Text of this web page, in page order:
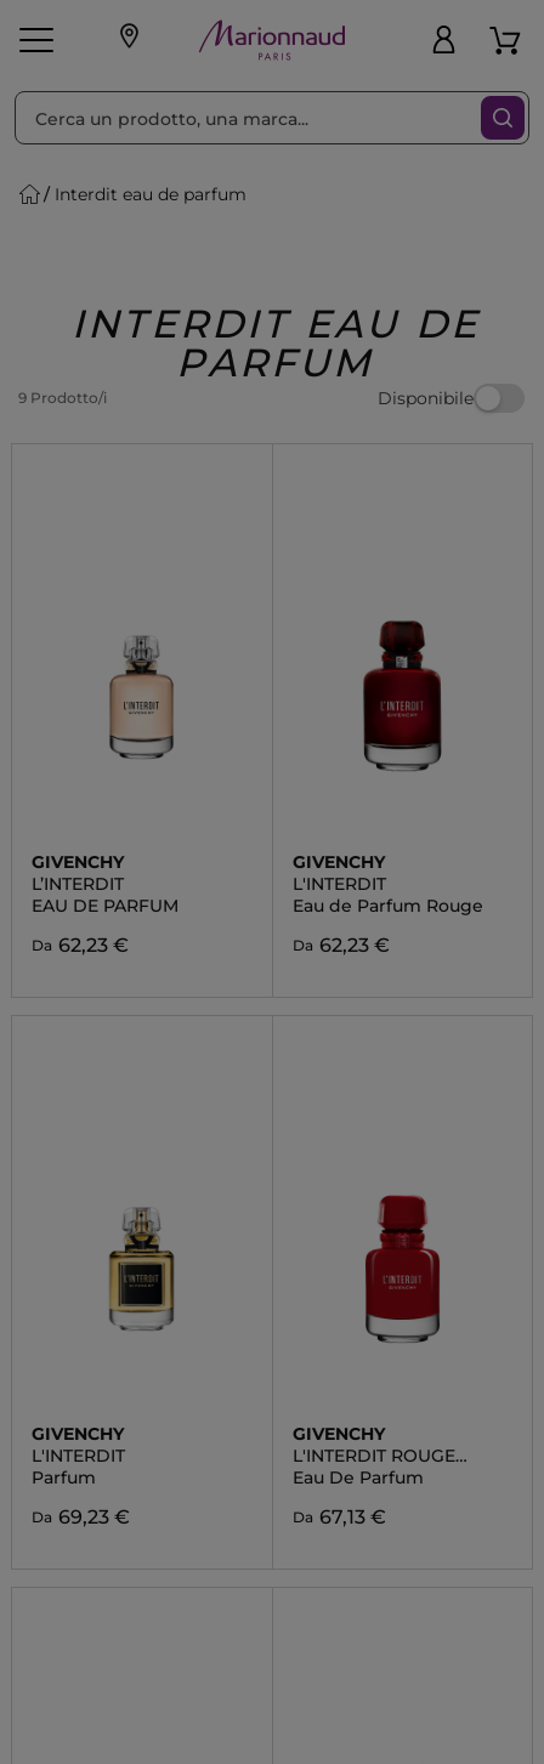
Make-up Profumi
Regalo
Interdit eau de parfum
INTERDIT EAU DE
PARFUM
9 Prodotto/i Disponibile
Ordina per Filtra
GIVENCHY
L’INTERDIT
EAU DE PARFUM
Da 62,23 €
GIVENCHY
L'INTERDIT
Eau de Parfum Rouge
Da 62,23 €
GIVENCHY
L'INTERDIT
Parfum
Da 69,23 €
GIVENCHY
L'INTERDIT ROUGE
ULTIME
Eau De Parfum
Da 67,13 €